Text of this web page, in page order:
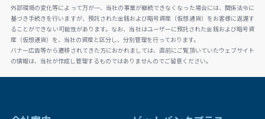
外部環境の変化等によって万が一、当社の事業が継続できなくなった場合には、関係法令に
基づき手続きを行いますが、預託された金銭および暗号資産（仮想通貨）をお客様に返還す
ることができない可能性があります。なお、当社はユーザーに預託された金銭および暗号資
産（仮想通貨）を、当社の資産と区分し、分別管理を行っております。
バナー広告等から遷移されてきた方におかれましては、直前にご覧頂いていたウェブサイト
の情報は、当社が作成し管理するものではありませんのでご留意ください。